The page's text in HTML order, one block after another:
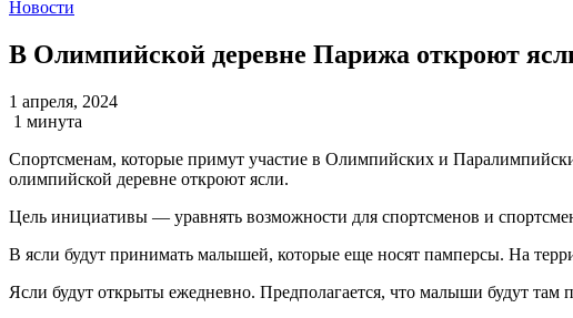
Новости
В Олимпийской деревне Парижа откроют
1 апреля, 2024
1 минута
Спортсменам, которые примут участие в Олимпийских и
олимпийской деревне откроют ясли.
Цель инициативы — уравнять возможности для спортсменов и
В ясли будут принимать малышей, которые еще носят памперсы. На
Ясли будут открыты ежедневно. Предполагается, что малыши будут